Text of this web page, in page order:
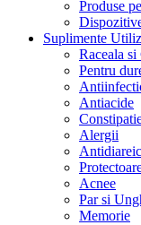
Produse
Suplimente
Raceala si
Pentru
Antiacide
Alergii
Acnee
Par si
Memorie